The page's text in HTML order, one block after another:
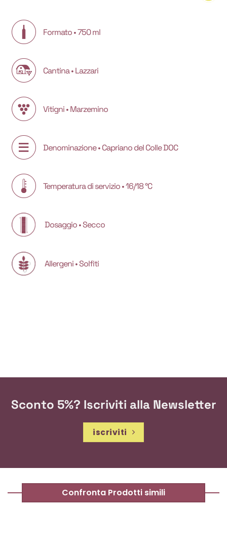
Formato • 750 ml
Cantina • Lazzari
Vitigni • Marzemino
Denominazione • Capriano del Colle DOC
Temperatura di servizio • 16/18 °C
Dosaggio • Secco
Allergeni • Solfiti
Sconto 5%? Iscriviti alla Newsletter
iscriviti
Confronta Prodotti simili